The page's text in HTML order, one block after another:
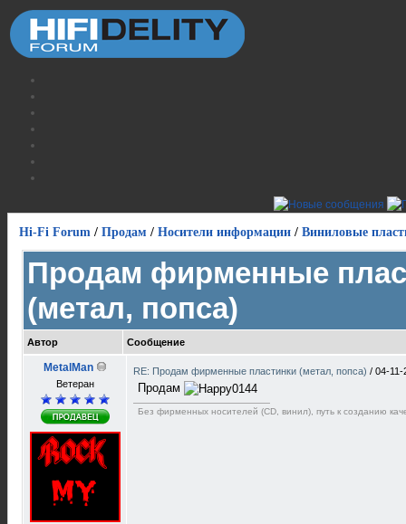
Hi-Fi Forum / Продам / Носители информации / Виниловые
Продам фирменные
(метал, попса)
Автор Сообщение
MetalMan
Ветеран
RE: Продам фирменные пластинки (метал, попса) / 04-11-
Продам
Без фирменных носителей (CD, винил), путь к созданию